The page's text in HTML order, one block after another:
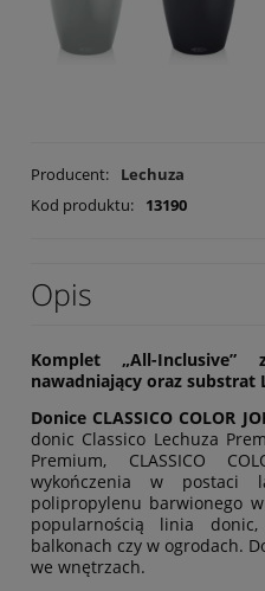
Producent:
Lechuza
Kod produktu:
13190
Opis
Komplet „All-Inclusive”
nawadniający oraz substrat
Donice CLASSICO COLOR
donic Classico Lechuza
Premium, CLASSICO
wykończenia w
polipropylenu barwionego
popularnością linia
balkonach czy w ogrodach.
we wnętrzach.